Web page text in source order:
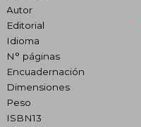
Autor
Editorial
Idioma
N° páginas
Encuadernación
Dimensiones
Peso
ISBN13